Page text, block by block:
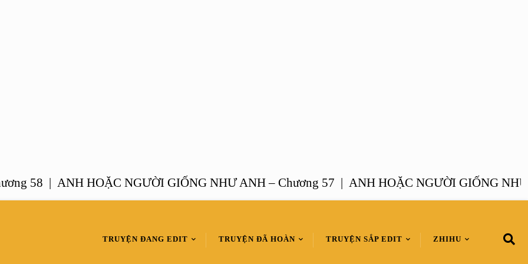
58 |ANH HOẶC NGƯỜI GIỐNG NHƯ ANH – Chương 57 |ANH HOẶC NGƯỜI GIỐNG NHƯ
TRUYỆN ĐANG EDIT TRUYỆN ĐÃ HOÀN TRUYỆN SẮP EDIT ZHIHU